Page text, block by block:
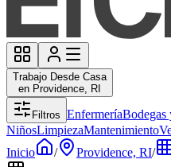
Trabajo Desde Casa
en Providence, RI
Filtros EnfermeríaBodegas
NiñosLimpiezaMantenimiento
Inicio
/ Providence, RI/